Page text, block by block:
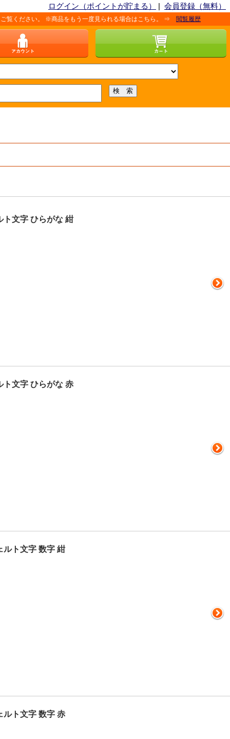
ログイン（ポイントが貯まる） | 会員登録（無料）
。 ※商品をもう一度見られる場合はこちら。 ⇒閲覧履歴
ト文字 ひらがな 紺
ト文字 ひらがな 赤
ルト文字 数字 紺
ルト文字 数字 赤